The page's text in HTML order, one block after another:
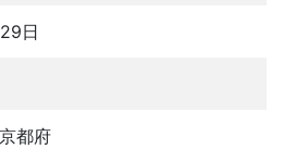
日
都府